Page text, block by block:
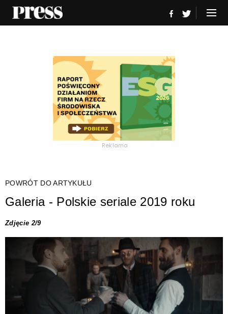
Reklama
POWRÓT DO ARTYKUŁU
Galeria - Polskie seriale 2019 roku
Zdjęcie 2/9